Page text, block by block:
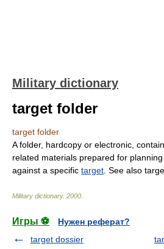
Military dictionary
target folder
target folder
A folder, hardcopy or electronic,
related materials prepared for
against a specific target . See also
Military dictionary. 2000
Игры ⚽
Нужен реферат?
target dossier